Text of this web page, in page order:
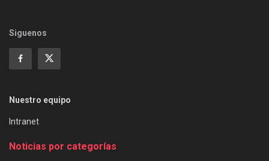
Siguenos
Nuestro equipo
Intranet
Noticias por categorías